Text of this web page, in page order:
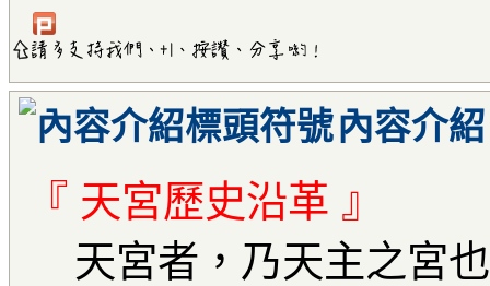
內容介紹
『 天宮歷史沿革 』
天宮者，乃天主之宮